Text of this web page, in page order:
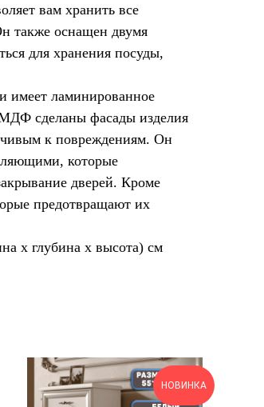
вам хранить все
также оснащен двумя
для хранения посуды,
ламинированное
сделаны фасады изделия
к повреждениям. Он
которые
дверей. Кроме
предотвращают их
х глубина х высота) см
НОВИНКА